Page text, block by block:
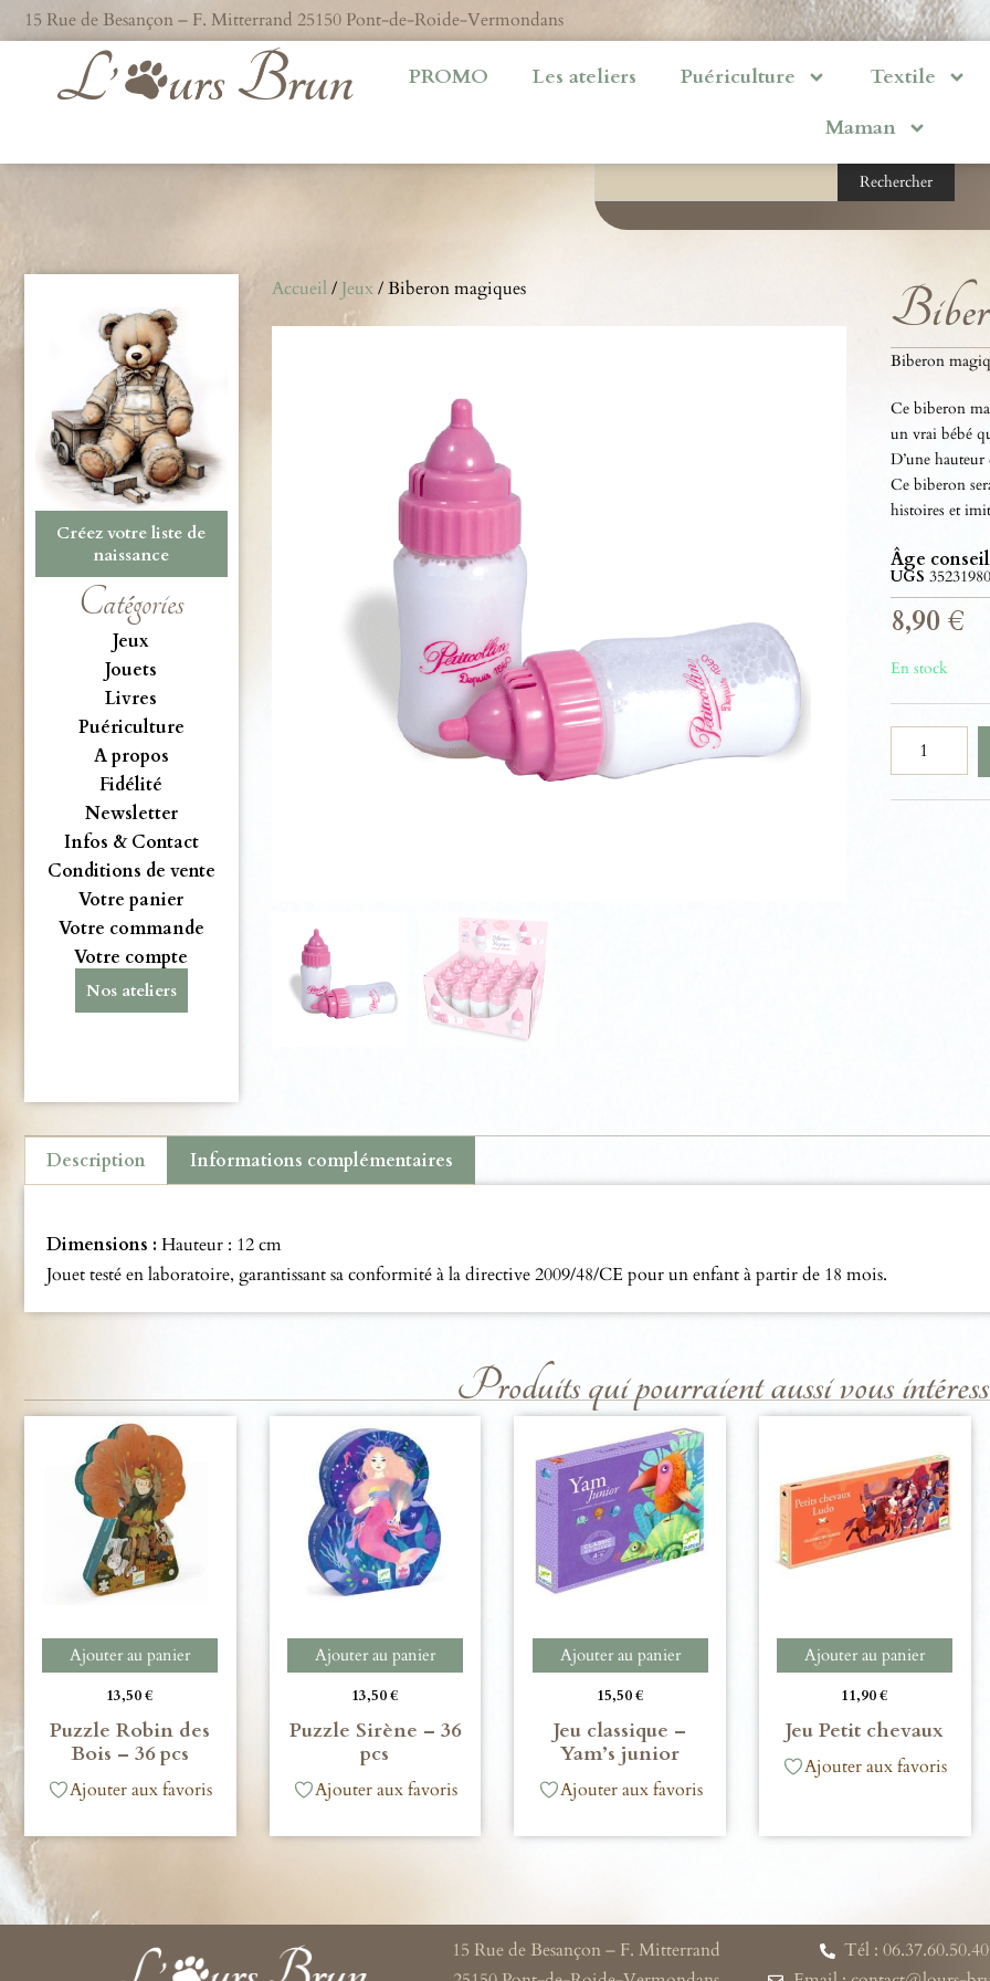
15 Rue de Besançon – F. Mitterrand 25150 Pont-de-Roide-Vermondans
PROMO Les ateliers Puériculture
Textile
Maman
Rechercher
Créez votre liste de
naissance
Catégories
Jeux
Jouets
Livres
Puériculture
A propos
Fidélité
Newsletter
Infos & Contact
Conditions de vente
Votre panier
Votre commande
Votre compte
Nos ateliers
Accueil / Jeux/ Biberon magiques
Biberon
Ce biberon
un vrai bébé
D’une
Ce biberon
histoires et
Âge
UGS
8,90 €
En stock
Description Informations complémentaires
Dimensions : Hauteur : 12 cm
Jouet testé en laboratoire, garantissant sa conformité à la directive 2009/48/CE pour un enfant à partir de 18 mois.
Produits qui pourraient aussi vous
Ajouter au panier
13,50€
Puzzle Robin des
Bois – 36 pcs
Ajouter aux favoris
Ajouter au panier
13,50€
Puzzle Sirène – 36
pcs
Ajouter aux favoris
Ajouter au panier
15,50€
Jeu classique –
Yam’s junior
Ajouter aux favoris
Ajouter au panier
11,90€
Jeu Petit chevaux
Ajouter aux favoris
15 Rue de Besançon – F. Mitterrand
Tél : 06.37.60.50.40